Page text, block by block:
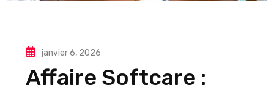
janvier 6, 2026
Affaire Softcare :